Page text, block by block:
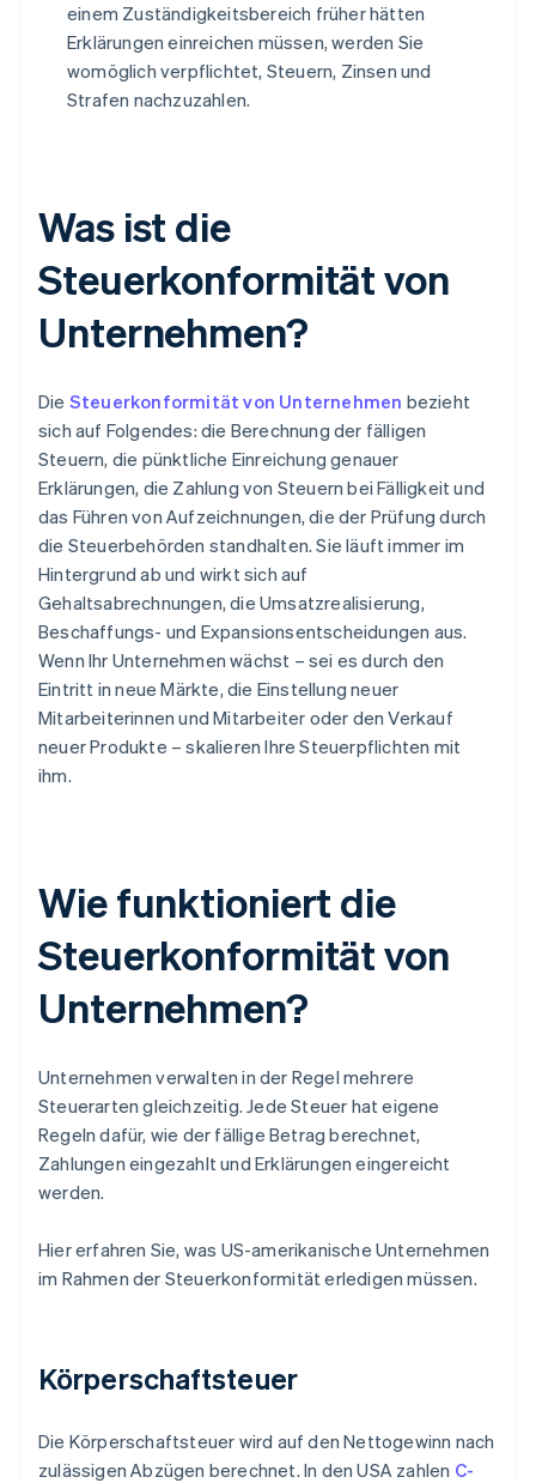
einem Zuständigkeitsbereich früher hätten
Erklärungen einreichen müssen, werden Sie
womöglich verpflichtet, Steuern, Zinsen und
Strafen nachzuzahlen.
Was ist die
Steuerkonformität von
Unternehmen?
Die Steuerkonformität von Unternehmen bezieht
sich auf Folgendes: die Berechnung der fälligen
Steuern, die pünktliche Einreichung genauer
Erklärungen, die Zahlung von Steuern bei Fälligkeit und
das Führen von Aufzeichnungen, die der Prüfung durch
die Steuerbehörden standhalten. Sie läuft immer im
Hintergrund ab und wirkt sich auf
Gehaltsabrechnungen, die Umsatzrealisierung,
Beschaffungs- und Expansionsentscheidungen aus.
Wenn Ihr Unternehmen wächst – sei es durch den
Eintritt in neue Märkte, die Einstellung neuer
Mitarbeiterinnen und Mitarbeiter oder den Verkauf
neuer Produkte – skalieren Ihre Steuerpflichten mit
ihm.
Wie funktioniert die
Steuerkonformität von
Unternehmen?
Unternehmen verwalten in der Regel mehrere
Steuerarten gleichzeitig. Jede Steuer hat eigene
Regeln dafür, wie der fällige Betrag berechnet,
Zahlungen eingezahlt und Erklärungen eingereicht
werden.
Hier erfahren Sie, was US-amerikanische Unternehmen
im Rahmen der Steuerkonformität erledigen müssen.
Körperschaftsteuer
Die Körperschaftsteuer wird auf den Nettogewinn nach
zulässigen Abzügen berechnet. In den USA zahlen C-